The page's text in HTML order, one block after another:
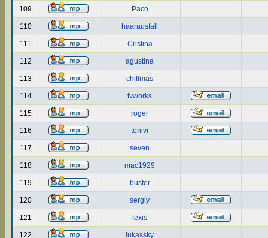
109 Paco
110 haarausfall
111 Cristina
112 agustina
113 chiflmas
114 tvworks
115 roger
116 tonivi
117 seven
118 mac1929
119 buster
120 sergiy
121 lexis
122 lukassky